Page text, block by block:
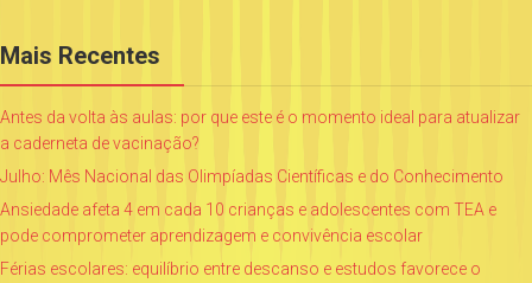
Mais Recentes
Antes da volta às aulas: por que este é o momento ideal para atualizar
a caderneta de vacinação?
Julho: Mês Nacional das Olimpíadas Científicas e do Conhecimento
Ansiedade afeta 4 em cada 10 crianças e adolescentes com TEA e
pode comprometer aprendizagem e convivência escolar
Férias escolares: equilíbrio entre descanso e estudos favorece o